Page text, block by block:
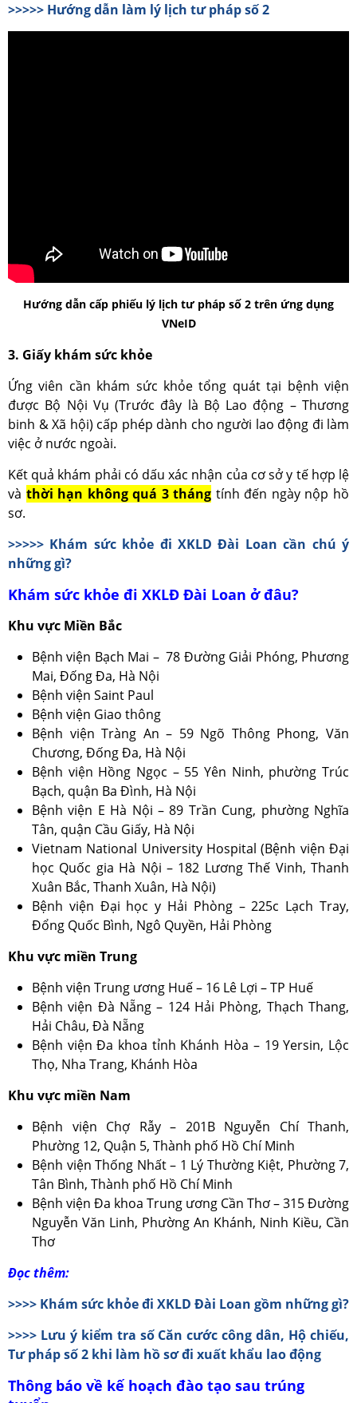
>>>>> Hướng dẫn làm lý lịch tư pháp số 2
Hướng dẫn cấp phiếu lý lịch tư pháp số 2 trên ứng dụng
VNeID
3. Giấy khám sức khỏe
Ứng viên cần khám sức khỏe tổng quát tại bệnh viện
được Bộ Nội Vụ (Trước đây là Bộ Lao động – Thương
binh & Xã hội) cấp phép dành cho người lao động đi làm
việc ở nước ngoài.
Kết quả khám phải có dấu xác nhận của cơ sở y tế hợp lệ
và thời hạn không quá 3 tháng tính đến ngày nộp hồ
sơ.
>>>>> Khám sức khỏe đi XKLD Đài Loan cần chú ý
những gì?
Khám sức khỏe đi XKLĐ Đài Loan ở đâu?
Khu vực Miền Bắc
Bệnh viện Bạch Mai – 78 Đường Giải Phóng, Phương
Mai, Đống Đa, Hà Nội
Bệnh viện Saint Paul
Bệnh viện Giao thông
Bệnh viện Tràng An – 59 Ngõ Thông Phong, Văn
Chương, Đống Đa, Hà Nội
Bệnh viện Hồng Ngọc – 55 Yên Ninh, phường Trúc
Bạch, quận Ba Đình, Hà Nội
Bệnh viện E Hà Nội – 89 Trần Cung, phường Nghĩa
Tân, quận Cầu Giấy, Hà Nội
Vietnam National University Hospital (Bệnh viện Đại
học Quốc gia Hà Nội – 182 Lương Thế Vinh, Thanh
Xuân Bắc, Thanh Xuân, Hà Nội)
Bệnh viện Đại học y Hải Phòng – 225c Lạch Tray,
Đổng Quốc Bình, Ngô Quyền, Hải Phòng
Khu vực miền Trung
Bệnh viện Trung ương Huế – 16 Lê Lợi – TP Huế
Bệnh viện Đà Nẵng – 124 Hải Phòng, Thạch Thang,
Hải Châu, Đà Nẵng
Bệnh viện Đa khoa tỉnh Khánh Hòa – 19 Yersin, Lộc
Thọ, Nha Trang, Khánh Hòa
Khu vực miền Nam
Bệnh viện Chợ Rẫy – 201B Nguyễn Chí Thanh,
Phường 12, Quận 5, Thành phố Hồ Chí Minh
Bệnh viện Thống Nhất – 1 Lý Thường Kiệt, Phường 7,
Tân Bình, Thành phố Hồ Chí Minh
Bệnh viện Đa khoa Trung ương Cần Thơ – 315 Đường
Nguyễn Văn Linh, Phường An Khánh, Ninh Kiều, Cần
Thơ
Đọc thêm:
>>>> Khám sức khỏe đi XKLD Đài Loan gồm những gì?
>>>> Lưu ý kiểm tra số Căn cước công dân, Hộ chiếu,
Tư pháp số 2 khi làm hồ sơ đi xuất khẩu lao động
Thông báo về kế hoạch đào tạo sau trúng